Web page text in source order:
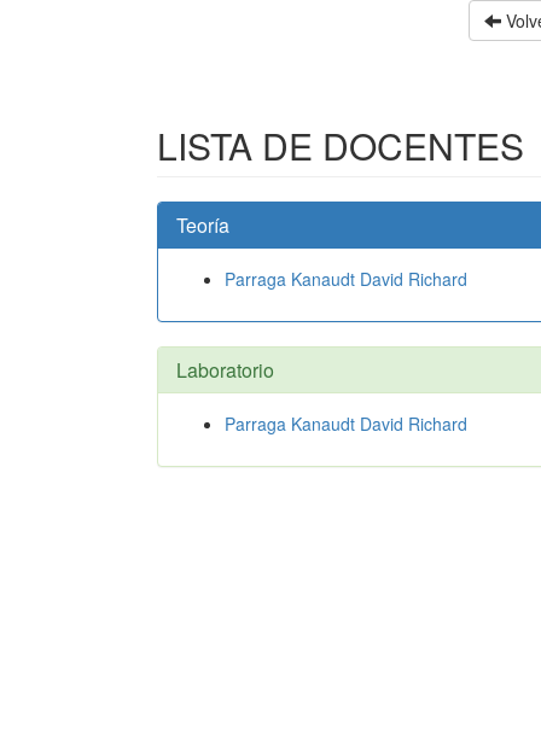
LISTA DE DOCENTES
Teoría
Parraga Kanaudt David Richard
Laboratorio
Parraga Kanaudt David Richard